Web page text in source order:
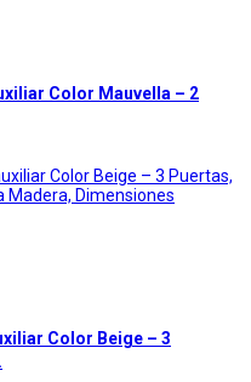
Color Mauvella – 2
Color Beige – 3